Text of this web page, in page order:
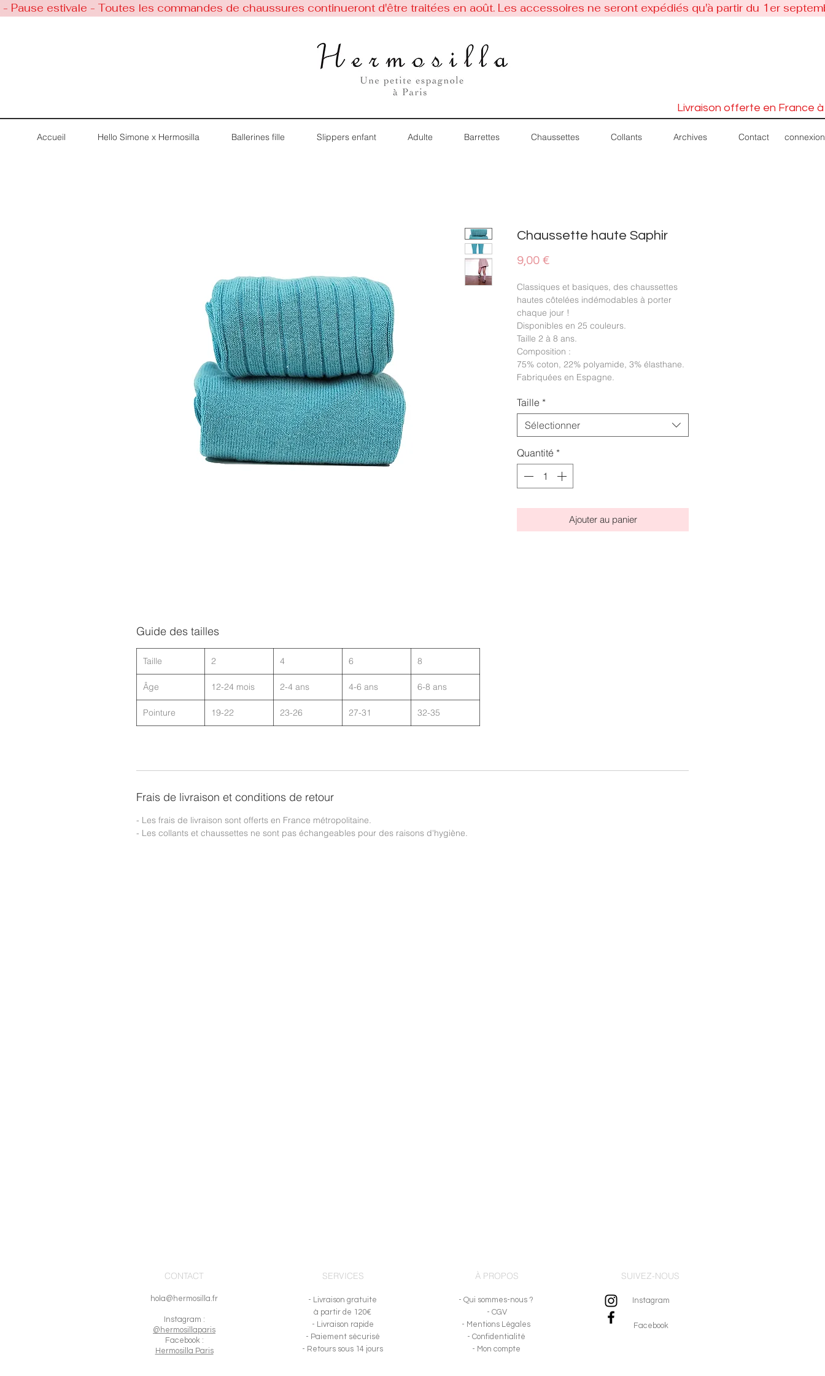
- Pause estivale - Toutes les commandes de chaussures continueront d'être traitées en août. Les accessoires ne seront expédiés qu'à partir du 1er
connexion
Accueil Hello Simone x Hermosilla Ballerines fille Slippers enfant Adulte Barrettes Chaussettes Collants Archives Contact
Livraison offerte en France
Chaussette haute Saphir
9,00 €Prix
Classiques et basiques, des chaussettes
hautes côtelées indémodables à porter
chaque jour !
Disponibles en 25 couleurs.
Taille 2 à 8 ans.
Composition :
75% coton, 22% polyamide, 3% élasthane.
Fabriquées en Espagne.
Taille *
Sélectionner
Quantité *
Ajouter au panier
Guide des tailles
Taille 2 4 6 8
Âge 12-24 mois 2-4 ans 4-6 ans 6-8 ans
Pointure 19-22 23-26 27-31 32-35
Frais de livraison et conditions de retour
- Les frais de livraison sont offerts en France métropolitaine.
- Les collants et chaussettes ne sont pas échangeables pour des raisons d'hygiène.
CONTACT
hola@hermosilla.fr
nstagram :
@hermosillaparis
Facebook :
Hermosilla Paris
SERVICES
- Livraison gratuite
à partir de 120€
- Livraison rapide
- Paiement sécurisé
- Retours sous 14 jours
À PROPOS
- Qui sommes-nous ?
- CGV
- Mentions Légales
- Confidentialité
- Mon compte
SUIVEZ-NOUS
Instagram
Facebook